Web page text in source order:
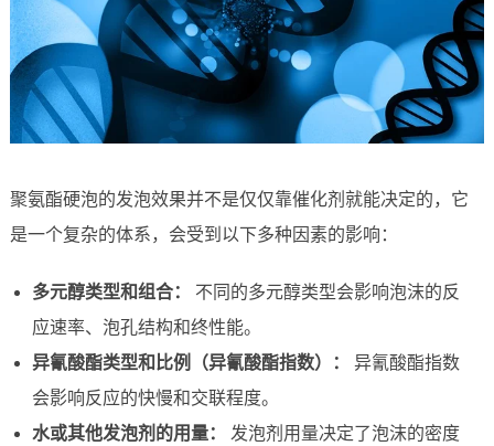
聚氨酯硬泡的发泡效果并不是仅仅靠催化剂就能决定的，它
是一个复杂的体系，会受到以下多种因素的影响：
多元醇类型和组合：
不同的多元醇类型会影响泡沫的反
应速率、泡孔结构和终性能。
异氰酸酯类型和比例（异氰酸酯指数）：
异氰酸酯指数
会影响反应的快慢和交联程度。
水或其他发泡剂的用量：
发泡剂用量决定了泡沫的密度